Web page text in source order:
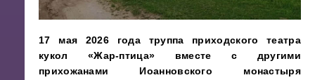
17 мая 2026 года труппа приходского театра
кукол «Жар-птица» вместе с другими
прихожанами Иоанновского монастыря